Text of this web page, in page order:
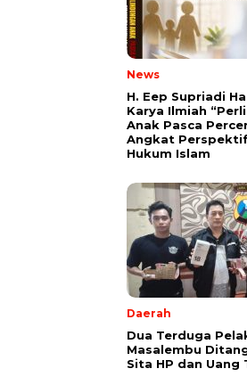
News
H. Eep Supriadi
Karya Ilmiah
Anak Pasca
Angkat
Hukum Islam
Daerah
Dua Terduga
Masalembu
Sita HP dan Uang